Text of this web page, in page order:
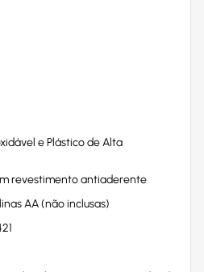
e Plástico de Alta
revestimento antiaderente
AA (não inclusas)